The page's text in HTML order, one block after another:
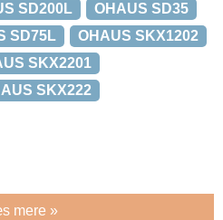
SD200L
OHAUS SD35
SD75L
OHAUS SKX1202
SKX2201
SKX222
mere »